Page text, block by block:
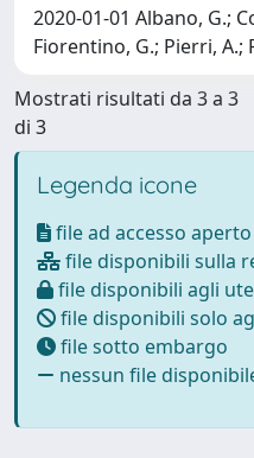
2020-01-01 Albano, G.;
Fiorentino, G.; Pierri, A.;
Mostrati risultati da 3 a 3
di 3
Legenda icone
file ad accesso aperto
file disponibili sulla
file disponibili agli
file disponibili solo
file sotto embargo
nessun file